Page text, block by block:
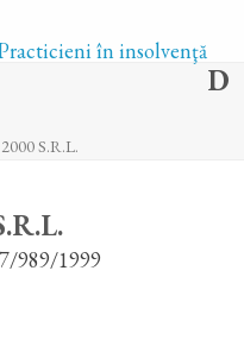
D
S.R.L.
989/1999